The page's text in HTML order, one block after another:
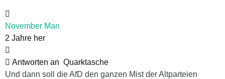
November Man
2 Jahre her
Antworten an Quarktasche
Und dann soll die AfD den ganzen Mist der Altparteien